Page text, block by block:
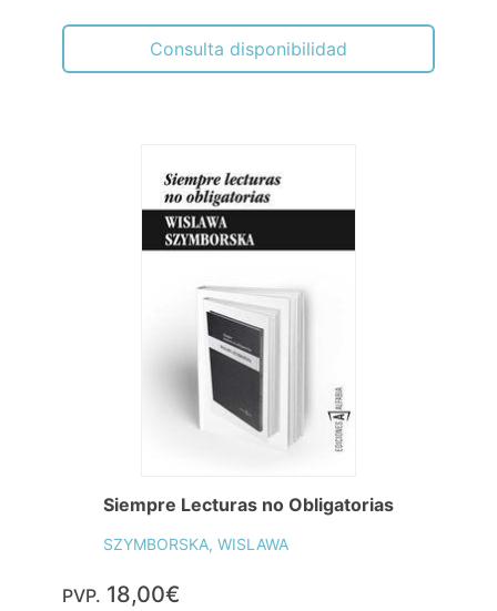
Consulta disponibilidad
Siempre Lecturas no Obligatorias
SZYMBORSKA, WISLAWA
PVP. 18,00€